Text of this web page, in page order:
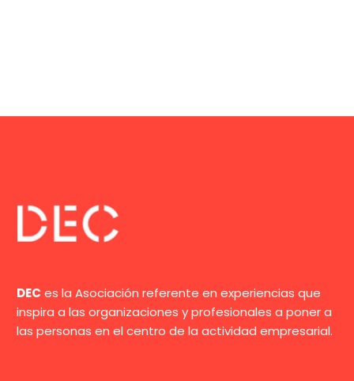
DEC es la Asociación referente en experiencias que
inspira a las organizaciones y profesionales a poner a
las personas en el centro de la actividad empresarial.